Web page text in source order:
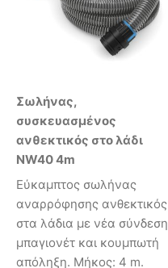
Σωλήνας,
συσκευασμένος
ανθεκτικός στο λάδι
NW40 4m
Εύκαμπτος σωλήνας
αναρρόφησης ανθεκτικός
στα λάδια με νέα σύνδεση
μπαγιονέτ και κουμπωτή
απόληξη. Μήκος: 4 m.